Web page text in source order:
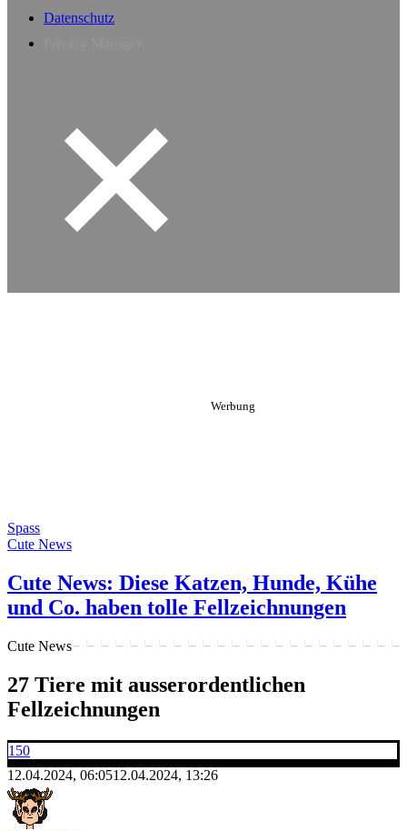
Datenschutz
Spass
Cute News
Cute News: Diese Katzen, Hunde, Kühe
und Co. haben tolle Fellzeichnungen
Cute News
27 Tiere mit ausserordentlichen
Fellzeichnungen
150
12.04.2024, 06:0512.04.2024, 13:26